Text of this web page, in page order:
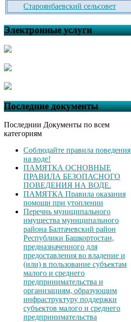
Староянбаевский сельсовет
Электронные услуги
Последние документы
Последнии Документы по всем
категориям
Соблюдайте правила поведения
на воде!
ПАМЯТКА ОСНОВНЫЕ
ПРАВИЛА БЕЗОПАСНОГО
ПОВЕДЕНИЯ НА ВОДЕ.
ПАМЯТКА Правила оказания
помощи при утоплении
Перечнь муниципального
имущества муниципального
района Балтачевский район
Республики Башкортостан,
предназначенного для
предоставления во владение и
(или) в пользование субъектам
малого и среднего
предпринимательства и
организациям, образующим
инфраструктуру поддержки
субъектов малого и среднего
предпринимательства